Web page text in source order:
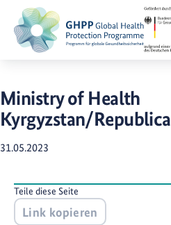
Ministry of Health
Kyrgyzstan/
31.05.2023
Teile diese Seite
Link kopieren